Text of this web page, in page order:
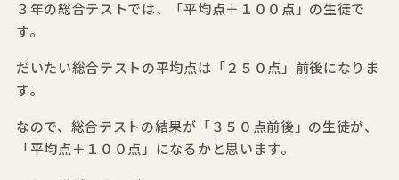
３年の総合テストでは、「平均点＋１００点」の生徒で
す。
だいたい総合テストの平均点は「２５０点」前後になりま
す。
なので、総合テストの結果が「３５０点前後」の生徒が、
「平均点＋１００点」になるかと思います。